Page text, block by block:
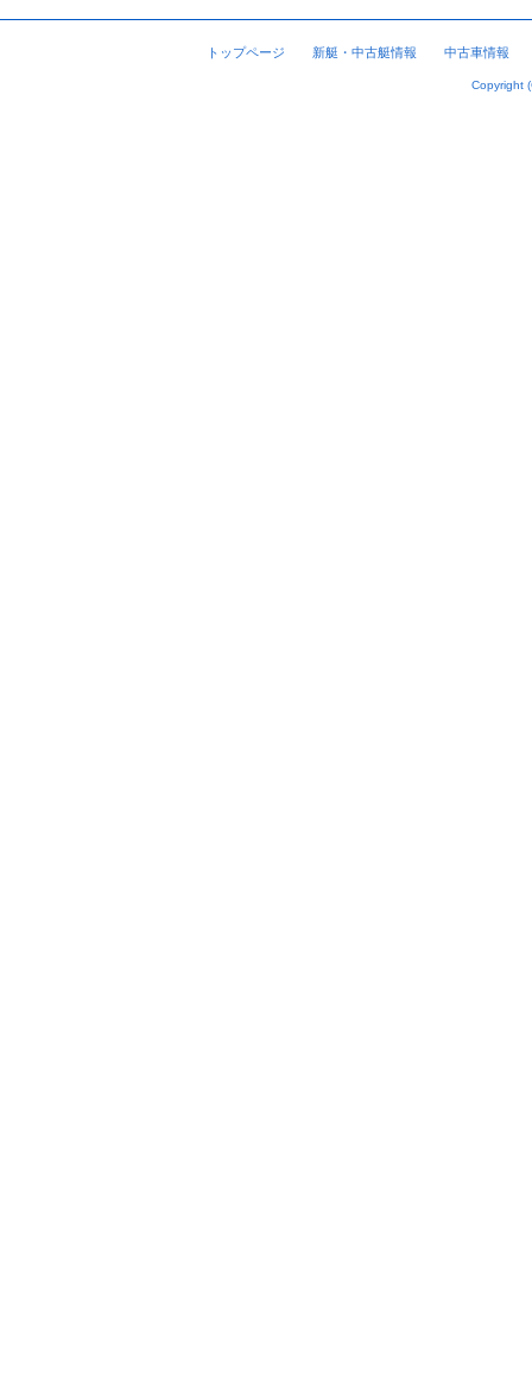
トップページ 新艇・中古艇情報 中古車情報
Copyright